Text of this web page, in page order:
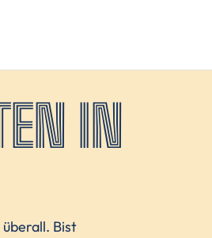
IN
Bist